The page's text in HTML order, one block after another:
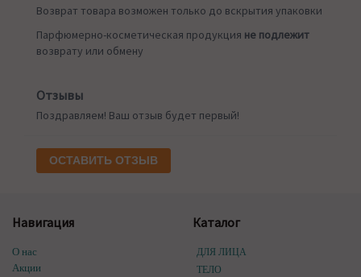
Возврат товара возможен только до вскрытия упаковки
Парфюмерно-косметическая продукция не подлежит
возврату или обмену
Отзывы
Поздравляем! Ваш отзыв будет первый!
ОСТАВИТЬ ОТЗЫВ
Навигация
О нас
Акции
Каталог
ДЛЯ ЛИЦА
ТЕЛО